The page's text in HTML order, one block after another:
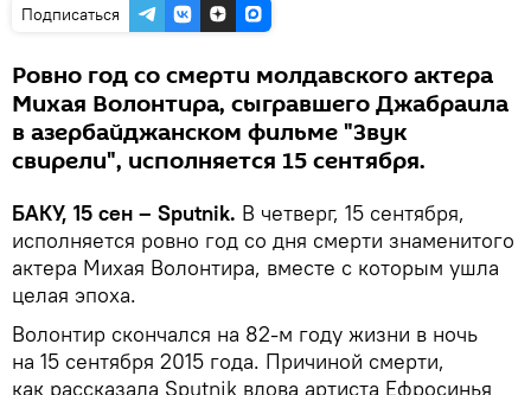
Подписаться
Ровно год со смерти молдавского актера
Михая Волонтира, сыгравшего Джабраила
в азербайджанском фильме "Звук
свирели", исполняется 15 сентября.
БАКУ, 15 сен – Sputnik. В четверг, 15 сентября,
исполняется ровно год со дня смерти знаменитого
актера Михая Волонтира, вместе с которым ушла
целая эпоха.
Волонтир скончался на 82-м году жизни в ночь
на 15 сентября 2015 года. Причиной смерти,
как рассказала Sputnik вдова артиста Ефросинья